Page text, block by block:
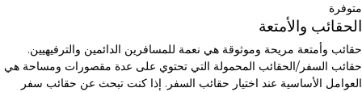
متوفرة
الحقائب والأمتعة
حقائب وأمتعة مريحة وموثوقة هي نعمة للمسافرين الدائمين والترفيهيين.
حقائب السفر/الحقائب المحمولة التي تحتوي على عدة مقصورات ومساحة هي
العوامل الأساسية عند اختيار حقائب السفر. إذا كنت تبحث عن حقائب سفر